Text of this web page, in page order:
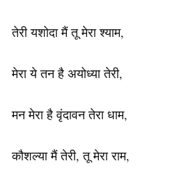
तेरी यशोदा मैं तू मेरा श्याम,
मेरा ये तन है अयोध्या तेरी,
मन मेरा है वृंदावन तेरा धाम,
कौशल्या मैं तेरी, तू मेरा राम,